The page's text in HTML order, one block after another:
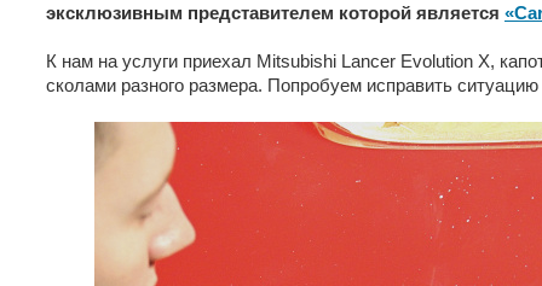
эксклюзивным представителем которой является
К нам на услуги приехал Mitsubishi Lancer Evolution X,
сколами разного размера. Попробуем исправить